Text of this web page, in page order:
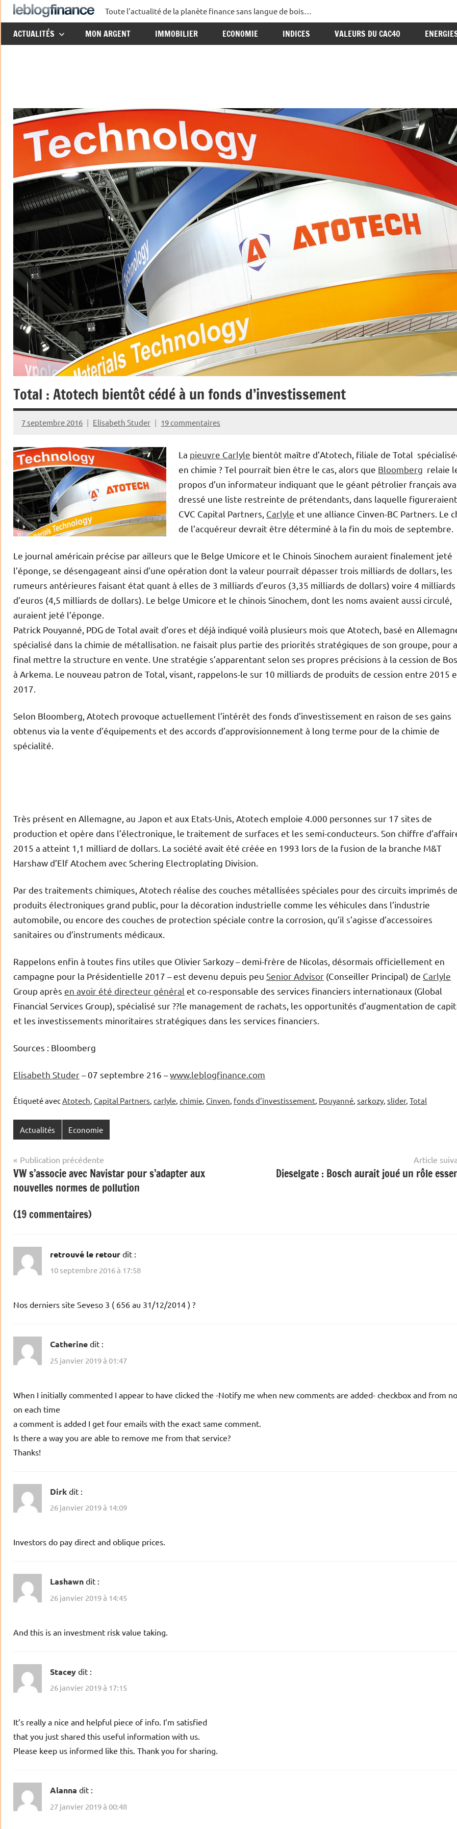
Aller
au
contenu
Le
Blog
Toute l'actualité de la planète finance sans langue de bois…
ACTUALITÉS MON ARGENT IMMOBILIER ECONOMIE INDICES VALEURS DU CAC40
Total : Atotech bientôt cédé à un fonds d’investissement
7 septembre 2016 Elisabeth Studer 19 commentaires
La pieuvre Carlyle bientôt maître d’Atotech, filiale de Total
en chimie ? Tel pourrait bien être le cas, alors que Bloomberg relaie
propos d’un informateur indiquant que le géant pétrolier français
dressé une liste restreinte de prétendants, dans laquelle figureraient
CVC Capital Partners, Carlyle et une alliance Cinven-BC Partners. Le
de l’acquéreur devrait être déterminé à la fin du mois de septembre.
Le journal américain précise par ailleurs que le Belge Umicore et le Chinois Sinochem auraient finalement jeté
l’éponge, se désengageant ainsi d’une opération dont la valeur pourrait dépasser trois milliards de dollars, les
rumeurs antérieures faisant état quant à elles de 3 milliards d’euros (3,35 milliards de dollars) voire 4 milliards
d’euros (4,5 milliards de dollars). Le belge Umicore et le chinois Sinochem, dont les noms avaient aussi circulé,
auraient jeté l’éponge.
Patrick Pouyanné, PDG de Total avait d’ores et déjà indiqué voilà plusieurs mois que Atotech, basé en
spécialisé dans la chimie de métallisation. ne faisait plus partie des priorités stratégiques de son groupe, pour
final mettre la structure en vente. Une stratégie s’apparentant selon ses propres précisions à la cession de
à Arkema. Le nouveau patron de Total, visant, rappelons-le sur 10 milliards de produits de cession entre 2015
2017.
Selon Bloomberg, Atotech provoque actuellement l’intérêt des fonds d’investissement en raison de ses gains
obtenus via la vente d’équipements et des accords d’approvisionnement à long terme pour de la chimie de
spécialité.
Très présent en Allemagne, au Japon et aux Etats-Unis, Atotech emploie 4.000 personnes sur 17 sites de
production et opère dans l’électronique, le traitement de surfaces et les semi-conducteurs. Son chiffre
2015 a atteint 1,1 milliard de dollars. La société avait été créée en 1993 lors de la fusion de la branche M&T
Harshaw d’Elf Atochem avec Schering Electroplating Division.
Par des traitements chimiques, Atotech réalise des couches métallisées spéciales pour des circuits imprimés
produits électroniques grand public, pour la décoration industrielle comme les véhicules dans l’industrie
automobile, ou encore des couches de protection spéciale contre la corrosion, qu’il s’agisse d’accessoires
sanitaires ou d’instruments médicaux.
Rappelons enfin à toutes fins utiles que Olivier Sarkozy – demi-frère de Nicolas, désormais officiellement en
campagne pour la Présidentielle 2017 – est devenu depuis peu Senior Advisor (Conseiller Principal) de Carlyle
Group après en avoir été directeur général et co-responsable des services financiers internationaux (Global
Financial Services Group), spécialisé sur ??le management de rachats, les opportunités d’augmentation de
et les investissements minoritaires stratégiques dans les services financiers.
Sources : Bloomberg
Elisabeth Studer– 07 septembre 216 –www.leblogfinance.com
Étiqueté avecAtotech, Capital Partners, carlyle, chimie, Cinven, fonds d'investissement, Pouyanné, sarkozy, slider, Total
Actualités Economie
Navigation
de
l’article
Publication précédente
VW s’associe avec Navistar pour s’adapter aux
nouvelles normes de pollution
Article
Dieselgate : Bosch aurait joué un rôle
(19 commentaires)
retrouvé le retour dit :
10 septembre 2016 à 17:58
Nos derniers site Seveso 3 ( 656 au 31/12/2014 ) ?
Catherine dit :
25 janvier 2019 à 01:47
When I initially commented I appear to have clicked the -Notify me when new comments are added- checkbox and from
on each time
a comment is added I get four emails with the exact same comment.
Is there a way you are able to remove me from that service?
Thanks!
Dirk dit :
26 janvier 2019 à 14:09
Investors do pay direct and oblique prices.
Lashawn dit :
26 janvier 2019 à 14:45
And this is an investment risk value taking.
Stacey dit :
26 janvier 2019 à 17:15
It’s really a nice and helpful piece of info. I’m satisfied
that you just shared this useful information with us.
Please keep us informed like this. Thank you for sharing.
Alanna dit :
27 janvier 2019 à 00:48